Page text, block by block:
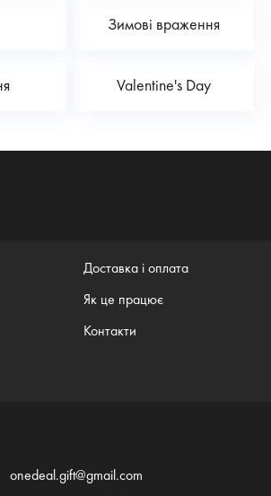
Зимові враження
Valentine's Day
Доставка і оплата
Як це працює
Контакти
onedeal.gift@gmail.com